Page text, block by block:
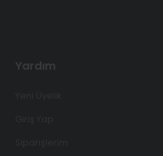
Yardım